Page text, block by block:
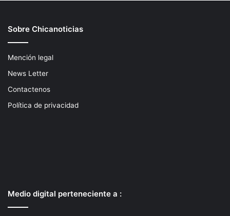
Sobre Chicanoticias
Mención legal
News Letter
Contactenos
Política de privacidad
Medio digital perteneciente a :